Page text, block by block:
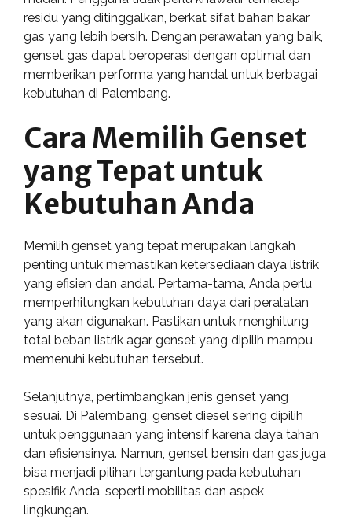
residu yang ditinggalkan, berkat sifat bahan bakar
gas yang lebih bersih. Dengan perawatan yang baik,
genset gas dapat beroperasi dengan optimal dan
memberikan performa yang handal untuk berbagai
kebutuhan di Palembang.
Cara Memilih Genset
yang Tepat untuk
Kebutuhan Anda
Memilih genset yang tepat merupakan langkah
penting untuk memastikan ketersediaan daya listrik
yang efisien dan andal. Pertama-tama, Anda perlu
memperhitungkan kebutuhan daya dari peralatan
yang akan digunakan. Pastikan untuk menghitung
total beban listrik agar genset yang dipilih mampu
memenuhi kebutuhan tersebut.
Selanjutnya, pertimbangkan jenis genset yang
sesuai. Di Palembang, genset diesel sering dipilih
untuk penggunaan yang intensif karena daya tahan
dan efisiensinya. Namun, genset bensin dan gas juga
bisa menjadi pilihan tergantung pada kebutuhan
spesifik Anda, seperti mobilitas dan aspek
lingkungan.